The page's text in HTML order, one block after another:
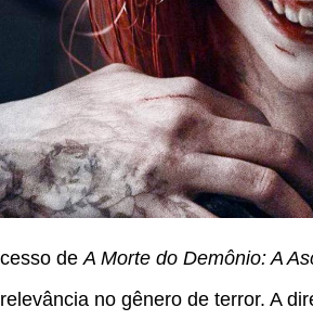
deA Morte do Demônio: A
no gênero de terror. A